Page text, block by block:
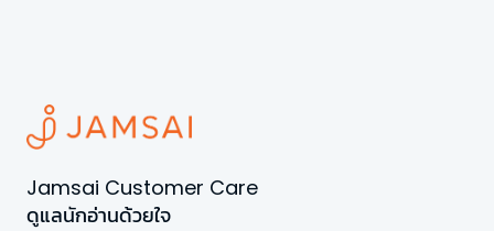
Jamsai Customer Care
ดูแลนักอ่านด้วยใจ